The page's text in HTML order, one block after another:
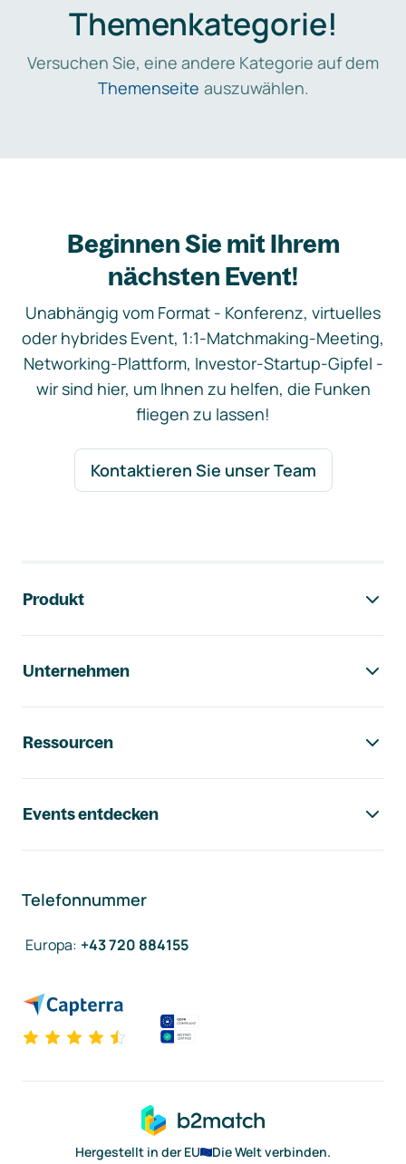
Themenkategorie!
Versuchen Sie, eine andere Kategorie auf dem
Themenseite auszuwählen.
Beginnen Sie mit Ihrem
nächsten Event!
Unabhängig vom Format - Konferenz, virtuelles
oder hybrides Event, 1:1-Matchmaking-Meeting,
Networking-Plattform, Investor-Startup-Gipfel -
wir sind hier, um Ihnen zu helfen, die Funken
fliegen zu lassen!
Kontaktieren Sie unser Team
Produkt
Unternehmen
Ressourcen
Events entdecken
Telefonnummer
Europa: +43 720 884155
Hergestellt in der EU
Die Welt verbinden.